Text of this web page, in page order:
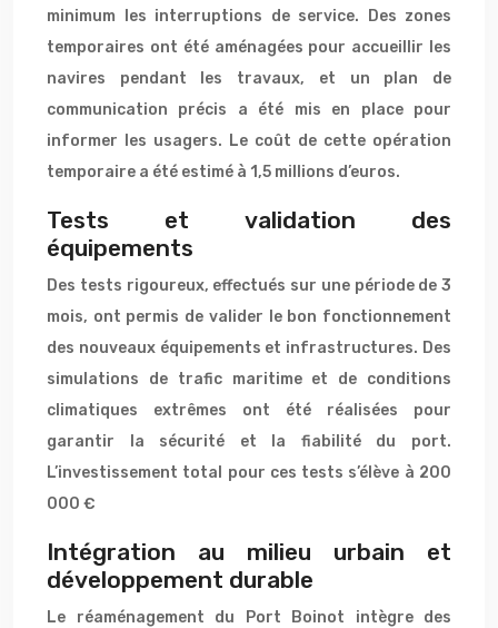
minimum les interruptions de service. Des zones
temporaires ont été aménagées pour accueillir les
navires pendant les travaux, et un plan de
communication précis a été mis en place pour
informer les usagers. Le coût de cette opération
temporaire a été estimé à 1,5 millions d’euros.
Tests et validation des
équipements
Des tests rigoureux, effectués sur une période de 3
mois, ont permis de valider le bon fonctionnement
des nouveaux équipements et infrastructures. Des
simulations de trafic maritime et de conditions
climatiques extrêmes ont été réalisées pour
garantir la sécurité et la fiabilité du port.
L’investissement total pour ces tests s’élève à 200
000 €
Intégration au milieu urbain et
développement durable
Le réaménagement du Port Boinot intègre des